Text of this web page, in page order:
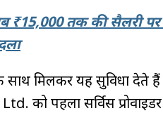
₹15,000 तक की सैलरी पर
मिलकर यह सुविधा देते
पहला सर्विस